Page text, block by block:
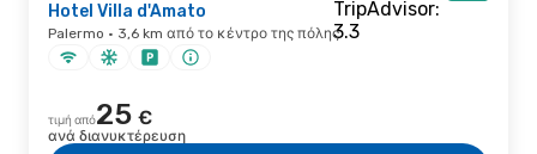
Hotel Villa d'Amato
Palermo · 3,6 km από το κέντρο της πόλης
τιμή από25 €
ανά διανυκτέρευση